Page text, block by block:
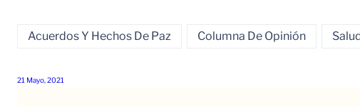
Acuerdos Y Hechos De Paz Columna De Opinión
21 Mayo, 2021